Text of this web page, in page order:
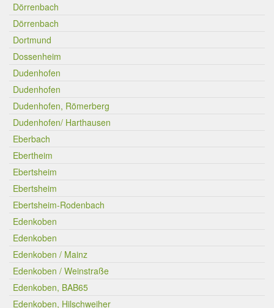
Dörrenbach
Dörrenbach
Dortmund
Dossenheim
Dudenhofen
Dudenhofen
Dudenhofen, Römerberg
Dudenhofen/ Harthausen
Eberbach
Ebertheim
Ebertsheim
Ebertsheim
Ebertsheim-Rodenbach
Edenkoben
Edenkoben
Edenkoben / Mainz
Edenkoben / Weinstraße
Edenkoben, BAB65
Edenkoben, Hilschweiher